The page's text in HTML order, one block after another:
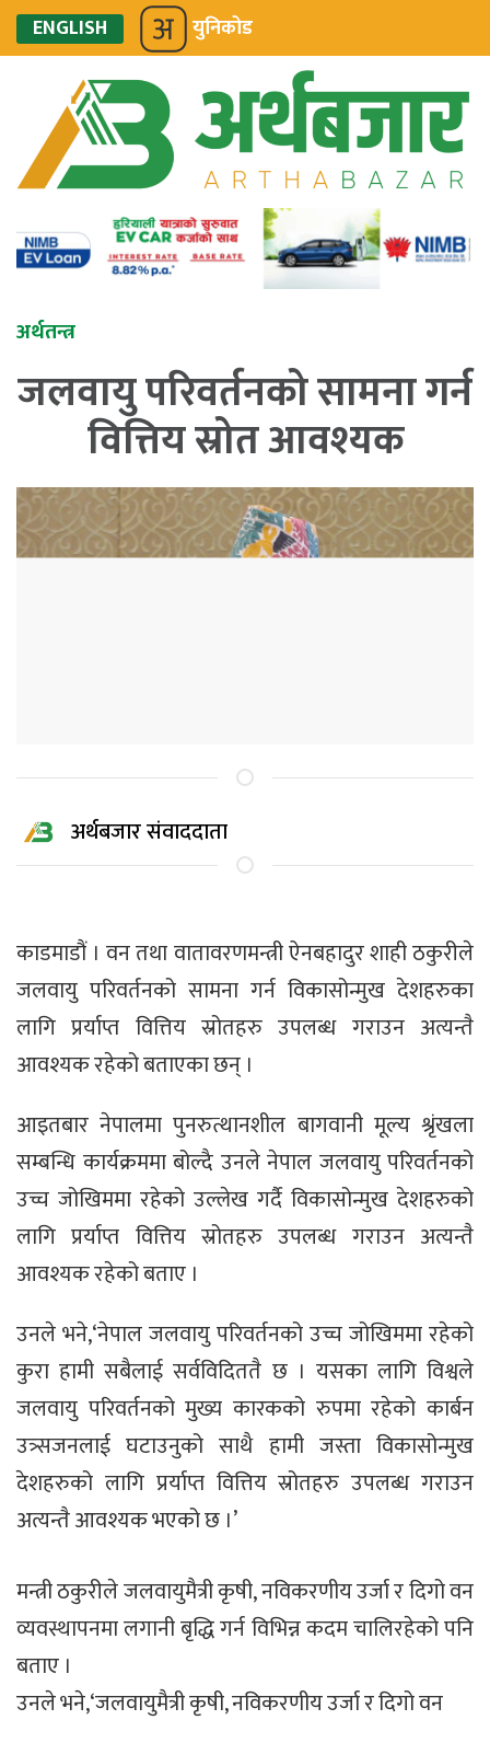
ENGLISH युनिकोड
अर्थतन्त्र
जलवायु परिवर्तनको सामना गर्न
वित्तिय स्रोत आवश्यक
अर्थबजार संवाददाता
काडमाडौं । वन तथा वातावरणमन्त्री ऐनबहादुर शाही ठकुरीले
जलवायु परिवर्तनको सामना गर्न विकासोन्मुख देशहरुका
लागि प्रर्याप्त वित्तिय स्रोतहरु उपलब्ध गराउन अत्यन्तै
आवश्यक रहेको बताएका छन् ।
आइतबार नेपालमा पुनरुत्थानशील बागवानी मूल्य श्रृंखला
सम्बन्धि कार्यक्रममा बोल्दै उनले नेपाल जलवायु परिवर्तनको
उच्च जोखिममा रहेको उल्लेख गर्दै विकासोन्मुख देशहरुको
लागि प्रर्याप्त वित्तिय स्रोतहरु उपलब्ध गराउन अत्यन्तै
आवश्यक रहेको बताए ।
उनले भने,‘नेपाल जलवायु परिवर्तनको उच्च जोखिममा रहेको
कुरा हामी सबैलाई सर्वविदिततै छ । यसका लागि विश्वले
जलवायु परिवर्तनको मुख्य कारकको रुपमा रहेको कार्बन
उत्र्सजनलाई घटाउनुको साथै हामी जस्ता विकासोन्मुख
देशहरुको लागि प्रर्याप्त वित्तिय स्रोतहरु उपलब्ध गराउन
अत्यन्तै आवश्यक भएको छ ।’
मन्त्री ठकुरीले जलवायुमैत्री कृषी, नविकरणीय उर्जा र दिगो वन
व्यवस्थापनमा लगानी बृद्धि गर्न विभिन्न कदम चालिरहेको पनि
बताए ।
उनले भने,‘जलवायुमैत्री कृषी, नविकरणीय उर्जा र दिगो वन